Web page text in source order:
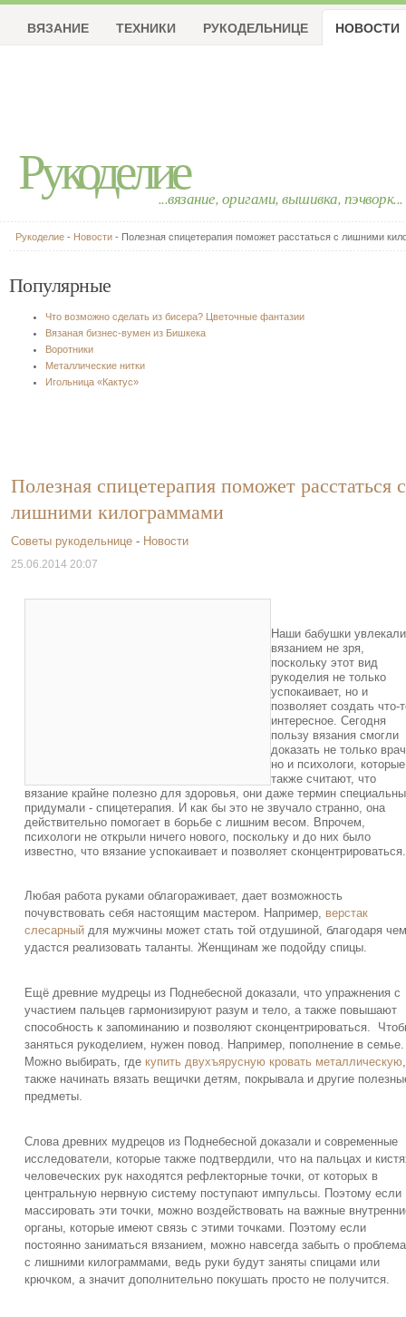
Рукоделие...вязание, оригами, вышивка, пэчворк...
ВЯЗАНИЕ ТЕХНИКИ РУКОДЕЛЬНИЦЕ НОВОСТИ
Рукоделие - Новости - Полезная спицетерапия поможет расстаться с лишними
Популярные
Что возможно сделать из бисера? Цветочные фантазии
Вязаная бизнес-вумен из Бишкека
Воротники
Металлические нитки
Игольница «Кактус»
Полезная спицетерапия поможет расстаться с
лишними килограммами
Советы рукодельнице - Новости
25.06.2014 20:07
Наши бабушки
вязанием не зря,
поскольку этот вид
рукоделия не только
успокаивает, но и
позволяет создать что-
интересное. Сегодня
пользу вязания смогли
доказать не только
но и психологи, которые
также считают, что
вязание крайне полезно для здоровья, они даже термин
придумали - спицетерапия. И как бы это не звучало странно, она
действительно помогает в борьбе с лишним весом. Впрочем,
психологи не открыли ничего нового, поскольку и до них было
известно, что вязание успокаивает и позволяет сконцентрироваться.
Любая работа руками облагораживает, дает возможность
почувствовать себя настоящим мастером. Например, верстак
слесарный для мужчины может стать той отдушиной, благодаря
удастся реализовать таланты. Женщинам же подойду спицы.
Ещё древние мудрецы из Поднебесной доказали, что упражнения с
участием пальцев гармонизируют разум и тело, а также повышают
способность к запоминанию и позволяют сконцентрироваться.
заняться рукоделием, нужен повод. Например, пополнение в семье.
Можно выбирать, где купить двухъярусную кровать металлическую
также начинать вязать вещички детям, покрывала и другие
предметы.
Слова древних мудрецов из Поднебесной доказали и современные
исследователи, которые также подтвердили, что на пальцах и
человеческих рук находятся рефлекторные точки, от которых в
центральную нервную систему поступают импульсы. Поэтому если
массировать эти точки, можно воздействовать на важные
органы, которые имеют связь с этими точками. Поэтому если
постоянно заниматься вязанием, можно навсегда забыть о
с лишними килограммами, ведь руки будут заняты спицами или
крючком, а значит дополнительно покушать просто не получится.